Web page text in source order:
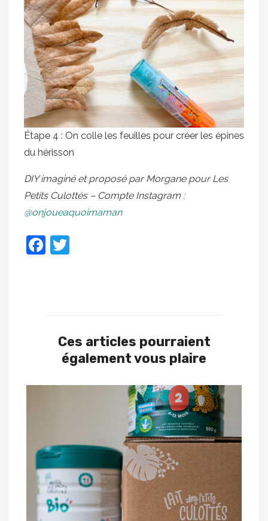
Étape 4 : On colle les feuilles pour créer les épines
du hérisson
DIY imaginé et proposé par Morgane pour Les
Petits Culottés – Compte Instagram :
@onjoueaquoimaman
Facebook
Ces articles pourraient
également vous plaire